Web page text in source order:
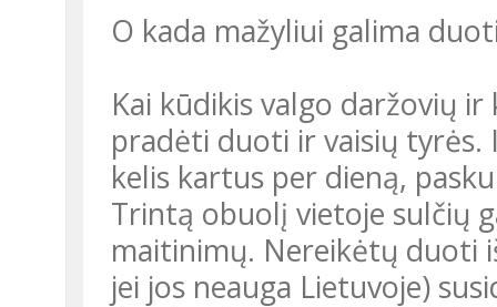
O kada mažyliui galima
Kai kūdikis valgo daržovių
pradėti duoti ir vaisių tyrės.
kelis kartus per dieną,
Trintą obuolį vietoje sulčių
maitinimų. Nereikėtų duoti
jei jos neauga Lietuvoje)